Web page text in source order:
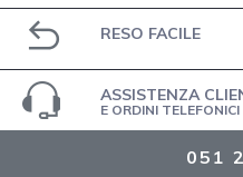
RESO FACILE
ASSISTENZA
E ORDINI TELEFONICI
051